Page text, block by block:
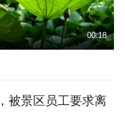
00:18
被景区员工要求离